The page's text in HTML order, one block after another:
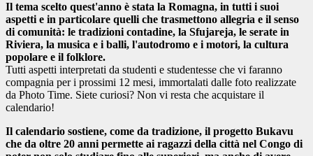
Il tema scelto quest'anno è stata la Romagna, in tutti i suoi
aspetti e in particolare quelli che trasmettono allegria e il senso
di comunità: le tradizioni contadine, la Sfujareja, le serate in
Riviera, la musica e i balli, l'autodromo e i motori, la cultura
popolare e il folklore.
Tutti aspetti interpretati da studenti e studentesse che vi faranno
compagnia per i prossimi 12 mesi, immortalati dalle foto realizzate
da Photo Time. Siete curiosi? Non vi resta che acquistare il
calendario!
Il calendario sostiene, come da tradizione, il progetto Bukavu
che da oltre 20 anni permette ai ragazzi della città nel Congo di